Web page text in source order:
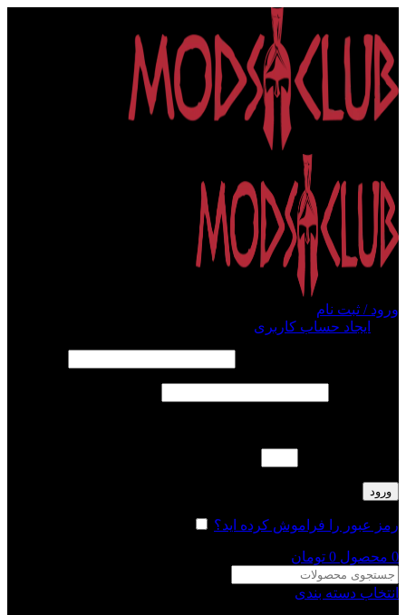
ورود / ثبت نام
ایجاد حساب کاربری
ورود
رمز عبور را فراموش کرده اید؟
0 محصول 0 تومان
انتخاب دسته بندی